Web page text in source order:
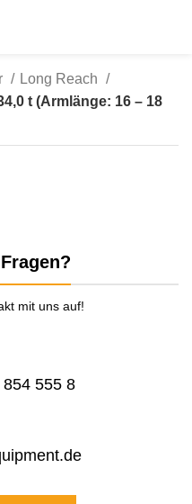
Long Reach
t (Armlänge: 16 – 18
mit uns auf!
555 8